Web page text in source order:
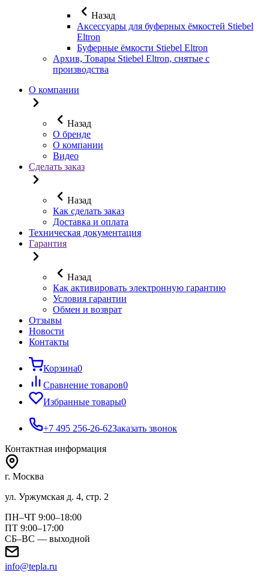
Назад
Аксессуары для буферных ёмкостей Stiebel
Eltron
Буферные ёмкости Stiebel Eltron
Архив, Товары Stiebel Eltron, снятые с
производства
О компании
Назад
О бренде
О компании
Видео
Сделать заказ
Назад
Как сделать заказ
Доставка и оплата
Техническая документация
Гарантия
Назад
Как активировать электронную гарантию
Условия гарантии
Обмен и возврат
Отзывы
Новости
Контакты
Корзина0
Сравнение товаров0
Избранные товары0
+7 495 256-26-62Заказать звонок
Контактная информация
г. Москва
ул. Уржумская д. 4, стр. 2
ПН–ЧТ 9:00–18:00
ПТ 9:00–17:00
СБ–ВС — выходной
info@tepla.ru